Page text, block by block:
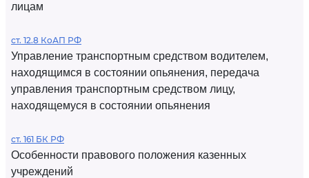
лицам
ст. 12.8 КоАП РФ
Управление транспортным средством водителем,
находящимся в состоянии опьянения, передача
управления транспортным средством лицу,
находящемуся в состоянии опьянения
ст. 161 БК РФ
Особенности правового положения казенных
учреждений